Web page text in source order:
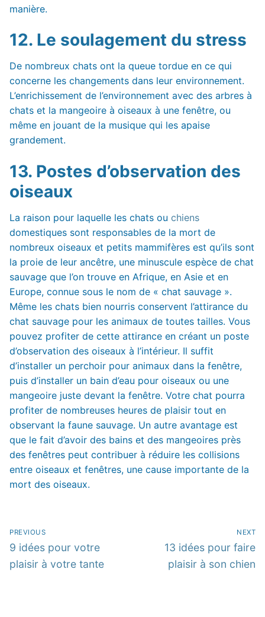
manière.
12. Le soulagement du stress
De nombreux chats ont la queue tordue en ce qui
concerne les changements dans leur environnement.
L’enrichissement de l’environnement avec des arbres à
chats et la mangeoire à oiseaux à une fenêtre, ou
même en jouant de la musique qui les apaise
grandement.
13. Postes d’observation des
oiseaux
La raison pour laquelle les chats ou chiens
domestiques sont responsables de la mort de
nombreux oiseaux et petits mammifères est qu’ils sont
la proie de leur ancêtre, une minuscule espèce de chat
sauvage que l’on trouve en Afrique, en Asie et en
Europe, connue sous le nom de « chat sauvage ».
Même les chats bien nourris conservent l’attirance du
chat sauvage pour les animaux de toutes tailles. Vous
pouvez profiter de cette attirance en créant un poste
d’observation des oiseaux à l’intérieur. Il suffit
d’installer un perchoir pour animaux dans la fenêtre,
puis d’installer un bain d’eau pour oiseaux ou une
mangeoire juste devant la fenêtre. Votre chat pourra
profiter de nombreuses heures de plaisir tout en
observant la faune sauvage. Un autre avantage est
que le fait d’avoir des bains et des mangeoires près
des fenêtres peut contribuer à réduire les collisions
entre oiseaux et fenêtres, une cause importante de la
mort des oiseaux.
Navigation
de
l’article
PREVIOUS
Previous
post:
9 idées pour votre
plaisir à votre tante
NEXT
Next
post:
13 idées pour faire
plaisir à son chien